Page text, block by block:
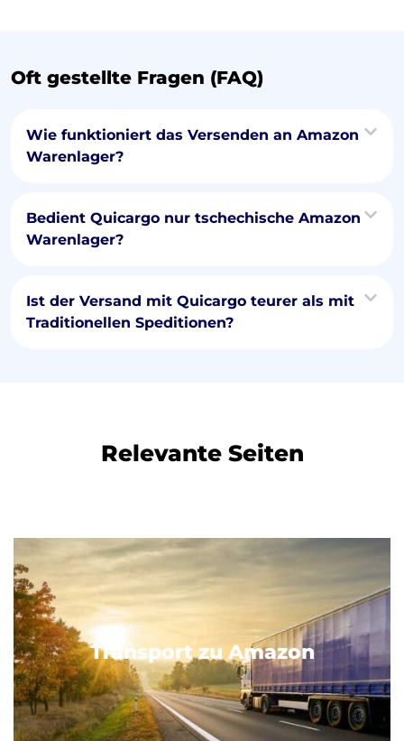
Oft gestellte Fragen (FAQ)
Wie funktioniert das Versenden an Amazon
Warenlager?
Bedient Quicargo nur tschechische Amazon
Warenlager?
Ist der Versand mit Quicargo teurer als mit
Traditionellen Speditionen?
Relevante Seiten
Transport zu Amazon